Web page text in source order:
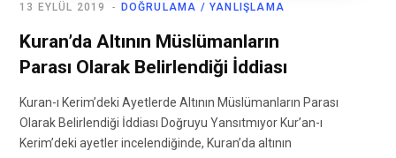
DOĞRULAMA / YANLIŞLAMA
13 EYLÜL 2019
Kuran’da Altının Müslümanların
Parası Olarak Belirlendiği İddiası
Kuran-ı Kerim’deki Ayetlerde Altının Müslümanların Parası
Olarak Belirlendiği İddiası Doğruyu Yansıtmıyor Kur’an-ı
Kerim’deki ayetler incelendiğinde, Kuran’da altının